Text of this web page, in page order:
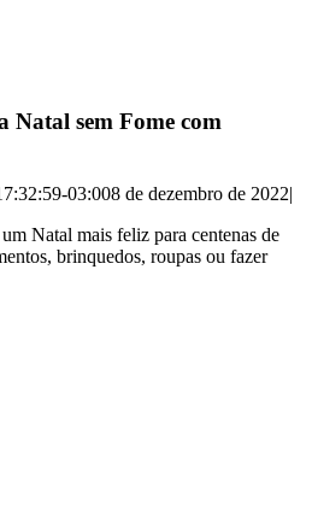
Natal sem Fome com
03:008 de dezembro de 2022|
Natal mais feliz para centenas de
brinquedos, roupas ou fazer